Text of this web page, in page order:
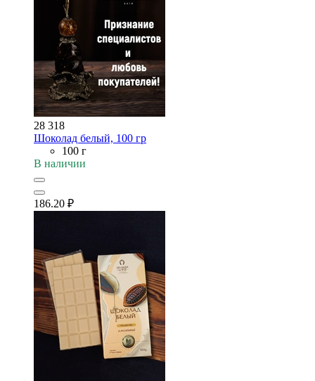
28 318
Шоколад белый, 100 гр
100 г
В наличии
186.20 ₽